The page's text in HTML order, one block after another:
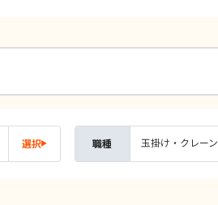
選択 職種 玉掛け・クレーン